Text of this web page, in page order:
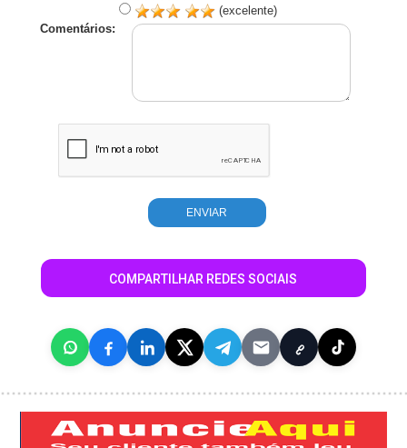
(excelente)
Comentários:
COMPARTILHAR REDES SOCIAIS